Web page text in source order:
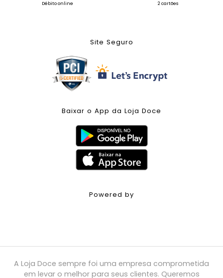
Débito online 2 cartões
Site Seguro
Baixar o App da Loja Doce
Powered by
A Loja Doce sempre foi uma empresa comprometida
em levar o melhor para seus clientes. Queremos